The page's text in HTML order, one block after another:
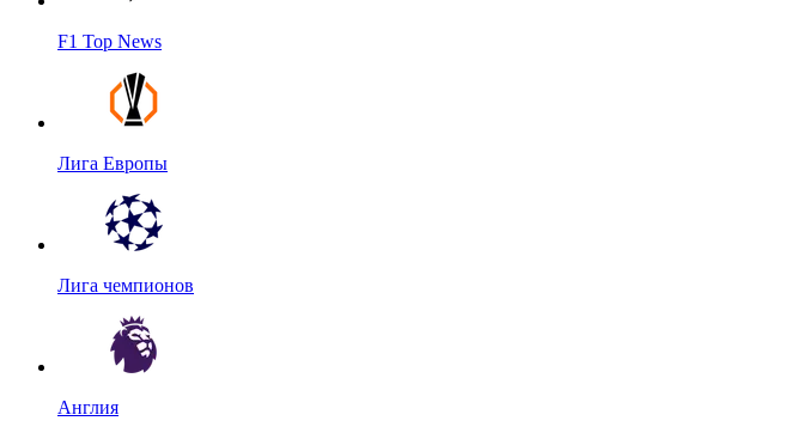
F1 Top News
Лига Европы
Лига чемпионов
Англия